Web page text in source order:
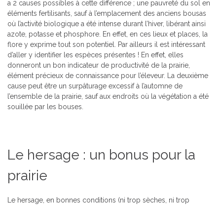
a 2 causes possibles à cette différence ; une pauvreté du sol en
éléments fertilisants, sauf à l’emplacement des anciens bousas
où l’activité biologique a été intense durant l’hiver, libérant ainsi
azote, potasse et phosphore. En effet, en ces lieux et places, la
flore y exprime tout son potentiel. Par ailleurs il est intéressant
d’aller y identifier les espèces présentes ! En effet, elles
donneront un bon indicateur de productivité de la prairie,
élément précieux de connaissance pour l’éleveur. La deuxième
cause peut être un surpâturage excessif à l’automne de
l’ensemble de la prairie, sauf aux endroits où la végétation a été
souillée par les bouses.
Le hersage : un bonus pour la
prairie
Le hersage, en bonnes conditions (ni trop sèches, ni trop